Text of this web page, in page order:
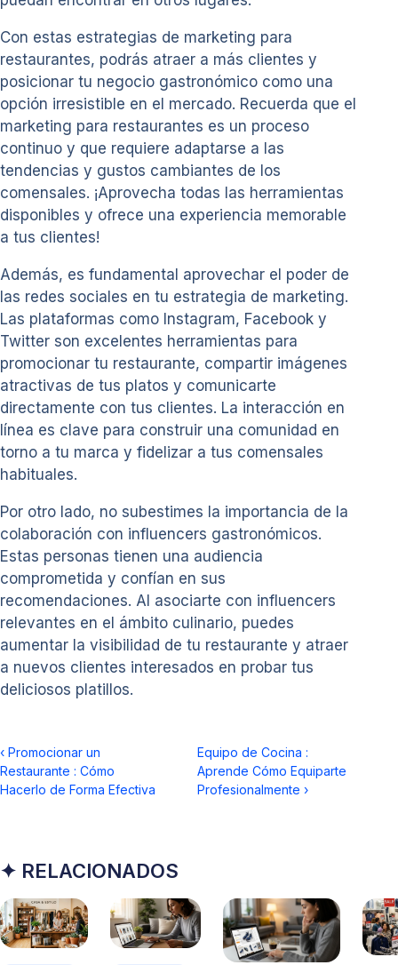
Con estas estrategias de marketing para
restaurantes, podrás atraer a más clientes y
posicionar tu negocio gastronómico como una
opción irresistible en el mercado. Recuerda que el
marketing para restaurantes es un proceso
continuo y que requiere adaptarse a las
tendencias y gustos cambiantes de los
comensales. ¡Aprovecha todas las herramientas
disponibles y ofrece una experiencia memorable
a tus clientes!
Además, es fundamental aprovechar el poder de
las redes sociales en tu estrategia de marketing.
Las plataformas como Instagram, Facebook y
Twitter son excelentes herramientas para
promocionar tu restaurante, compartir imágenes
atractivas de tus platos y comunicarte
directamente con tus clientes. La interacción en
línea es clave para construir una comunidad en
torno a tu marca y fidelizar a tus comensales
habituales.
Por otro lado, no subestimes la importancia de la
colaboración con influencers gastronómicos.
Estas personas tienen una audiencia
comprometida y confían en sus
recomendaciones. Al asociarte con influencers
relevantes en el ámbito culinario, puedes
aumentar la visibilidad de tu restaurante y atraer
a nuevos clientes interesados en probar tus
deliciosos platillos.
‹ Promocionar un
Restaurante : Cómo
Hacerlo de Forma Efectiva
Equipo de Cocina :
Aprende Cómo Equiparte
Profesionalmente ›
✦ RELACIONADOS